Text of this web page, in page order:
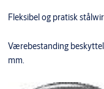
Fleksibel og pratisk
Værebestanding
mm.